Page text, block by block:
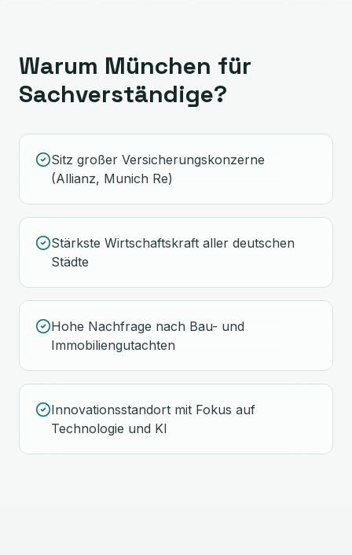
Warum München für
Sachverständige?
Sitz großer Versicherungskonzerne
(Allianz, Munich Re)
Stärkste Wirtschaftskraft aller deutschen
Städte
Hohe Nachfrage nach Bau- und
Immobiliengutachten
Innovationsstandort mit Fokus auf
Technologie und KI